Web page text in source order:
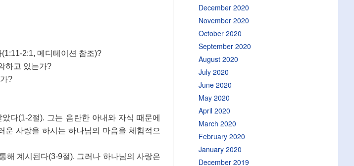
2:1, 메디테이션 참조)?
하고 있는가?
?
다(1-2절). 그는 음란한 아내와 자식 때문에
운 사랑을 하시는 하나님의 마음을 체험적으
해 계시된다(3-9절). 그러나 하나님의 사랑은
December 2020
November 2020
October 2020
September 2020
August 2020
July 2020
June 2020
May 2020
April 2020
March 2020
February 2020
January 2020
December 2019